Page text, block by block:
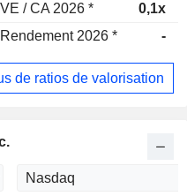
VE / CA 2026 * 0,1x
Rendement 2026 * -
de ratios de valorisation